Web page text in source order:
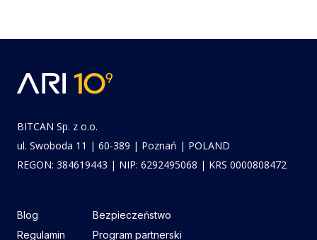
BITCAN Sp. z o.o.
ul. Swoboda 11 | 60-389 | Poznań | POLAND
REGON: 384619443 | NIP: 6292495068 | KRS 0000808472
Blog
Regulamin
Bezpieczeństwo
Program partnerski